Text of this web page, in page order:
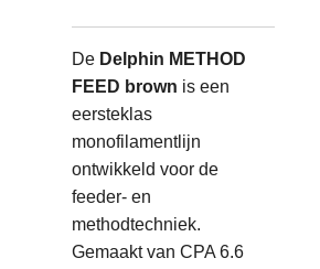
De Delphin METHOD
FEED brown is een
eersteklas
monofilamentlijn
ontwikkeld voor de
feeder- en
methodtechniek.
Gemaakt van CPA 6.6